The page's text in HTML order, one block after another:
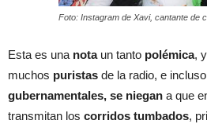
Foto: Instagram de Xavi, cantante de
Esta es una notaun tanto polémica,
muchos puristas de la radio, e incluso
gubernamentales, se niegan a que
transmitan los corridos tumbados,